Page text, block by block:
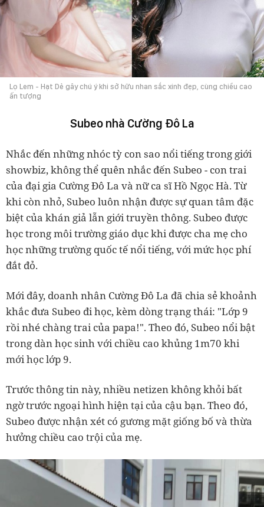
Lọ Lem - Hạt Dẻ gây chú ý khi sở hữu nhan sắc xinh đẹp, cùng chiều cao
ấn tượng
Subeo nhà Cường Đô La
Nhắc đến những nhóc tỳ con sao nổi tiếng trong giới
showbiz, không thể quên nhắc đến Subeo - con trai
của đại gia Cường Đô La và nữ ca sĩ Hồ Ngọc Hà. Từ
khi còn nhỏ, Subeo luôn nhận được sự quan tâm đặc
biệt của khán giả lẫn giới truyền thông. Subeo được
học trong môi trường giáo dục khi được cha mẹ cho
học những trường quốc tế nổi tiếng, với mức học phí
đắt đỏ.
Mới đây, doanh nhân Cường Đô La đã chia sẻ khoảnh
khắc đưa Subeo đi học, kèm dòng trạng thái: "Lớp 9
rồi nhé chàng trai của papa!". Theo đó, Subeo nổi bật
trong dàn học sinh với chiều cao khủng 1m70 khi
mới học lớp 9.
Trước thông tin này, nhiều netizen không khỏi bất
ngờ trước ngoại hình hiện tại của cậu bạn. Theo đó,
Subeo được nhận xét có gương mặt giống bố và thừa
hưởng chiều cao trội của mẹ.